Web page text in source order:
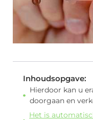
Inhoudsopgave:
Hierdoor kan u
doorgaan en
Het is